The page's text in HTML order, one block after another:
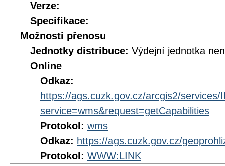
Verze:
Specifikace:
Možnosti přenosu
Jednotky distribuce: Výdejní jednotka
Online
Odkaz:
https://ags.cuzk.gov.cz/arcgis2/
service=wms&request=getCapabilities
Protokol: wms
Odkaz: https://ags.cuzk.gov.cz/
Protokol: WWW:LINK